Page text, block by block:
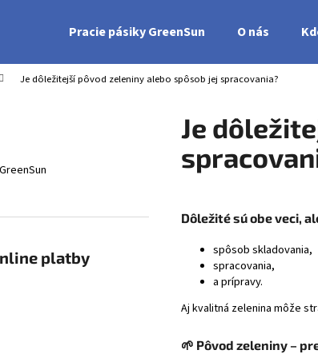
Pracie pásiky GreenSun O nás
Je dôležitejší pôvod zeleniny alebo spôsob jej spracovania?
platby
Je
Dôležité sú obe veci,
spôsob skladovania,
spracovania,
a prípravy.
Aj kvalitná zelenina môže
🌱 Pôvod zeleniny –
Čo